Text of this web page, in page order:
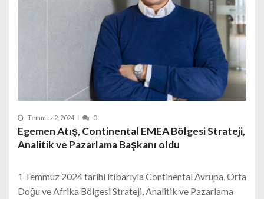
Temmuz 2, 2024 0
Egemen Atış, Continental EMEA Bölgesi Strateji,
Analitik ve Pazarlama Başkanı oldu
1 Temmuz 2024 tarihi itibarıyla Continental Avrupa, Orta
Doğu ve Afrika Bölgesi Strateji, Analitik ve Pazarlama